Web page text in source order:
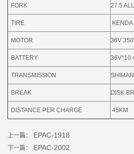
FORK 27.5
TIRE
MOTOR 36V
BATTERY
TRANSMISSION
BREAK DISK
DISTANCE PER CHARGE 45KM
上一篇： EPAC-1918
下一篇： EPAC-2002